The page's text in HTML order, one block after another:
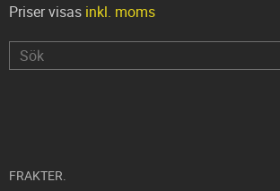
Priser visas inkl. moms
FRAKTER.